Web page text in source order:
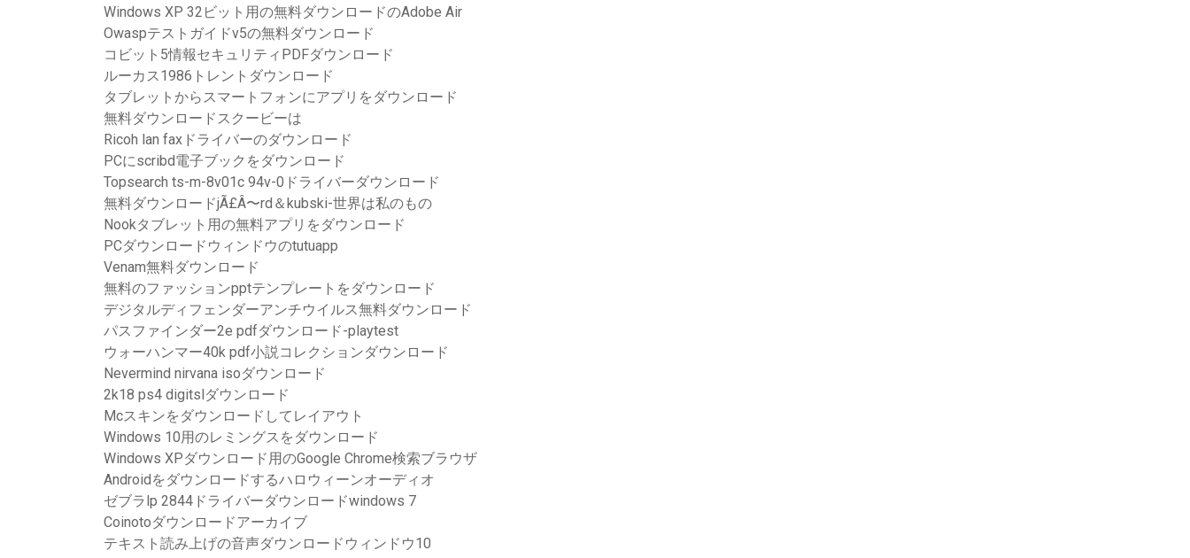
Windows XP 32ビット用の無料ダウンロードのAdobe Air
Owaspテストガイドv5の無料ダウンロード
コビット5情報セキュリティPDFダウンロード
ルーカス1986トレントダウンロード
タブレットからスマートフォンにアプリをダウンロード
無料ダウンロードスクービーは
Ricoh lan faxドライバーのダウンロード
PCにscribd電子ブックをダウンロード
Topsearch ts-m-8v01c 94v-0ドライバーダウンロード
無料ダウンロードjÃ£Â〜rd＆kubski-世界は私のもの
Nookタブレット用の無料アプリをダウンロード
PCダウンロードウィンドウのtutuapp
Venam無料ダウンロード
無料のファッションpptテンプレートをダウンロード
デジタルディフェンダーアンチウイルス無料ダウンロード
パスファインダー2e pdfダウンロード-playtest
ウォーハンマー40k pdf小説コレクションダウンロード
Nevermind nirvana isoダウンロード
2k18 ps4 digitslダウンロード
Mcスキンをダウンロードしてレイアウト
Windows 10用のレミングスをダウンロード
Windows XPダウンロード用のGoogle Chrome検索ブラウザ
Androidをダウンロードするハロウィーンオーディオ
ゼブラlp 2844ドライバーダウンロードwindows 7
Coinotoダウンロードアーカイブ
テキスト読み上げの音声ダウンロードウィンドウ10